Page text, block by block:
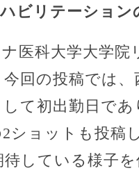
ビリテーション
医科大学大学
回の投稿では
て初出勤日で
ショットも投稿
している様子を